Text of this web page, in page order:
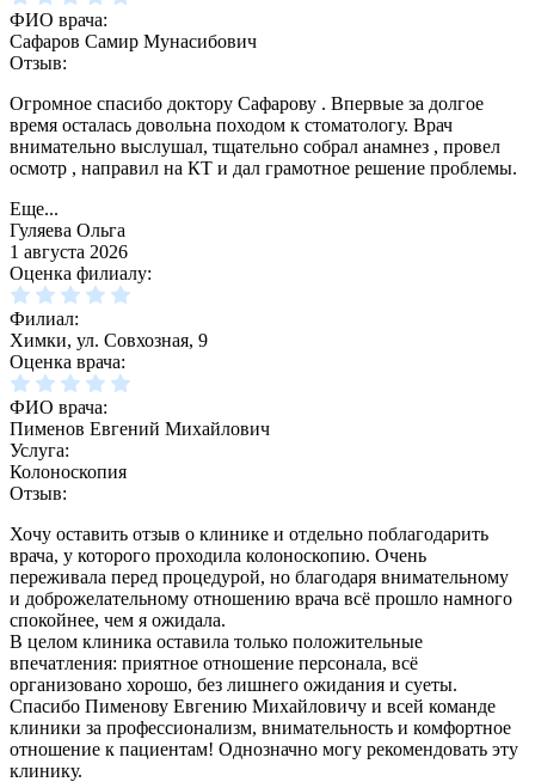
ФИО врача:
Сафаров Самир Мунасибович
Отзыв:
Огромное спасибо доктору Сафарову . Впервые за долгое
время осталась довольна походом к стоматологу. Врач
внимательно выслушал, тщательно собрал анамнез , провел
осмотр , направил на КТ и дал грамотное решение проблемы.
Еще...
Гуляева Ольга
1 августа 2026
Оценка филиалу:
Филиал:
Химки, ул. Совхозная, 9
Оценка врача:
ФИО врача:
Пименов Евгений Михайлович
Услуга:
Колоноскопия
Отзыв:
Хочу оставить отзыв о клинике и отдельно поблагодарить
врача, у которого проходила колоноскопию. Очень
переживала перед процедурой, но благодаря внимательному
и доброжелательному отношению врача всё прошло намного
спокойнее, чем я ожидала.
В целом клиника оставила только положительные
впечатления: приятное отношение персонала, всё
организовано хорошо, без лишнего ожидания и суеты.
Спасибо Пименову Евгению Михайловичу и всей команде
клиники за профессионализм, внимательность и комфортное
отношение к пациентам! Однозначно могу рекомендовать эту
клинику.